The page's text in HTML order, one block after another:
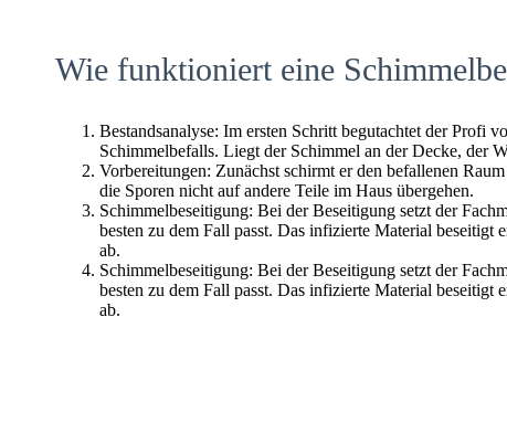
Wie funktioniert eine
Bestandsanalyse: Im ersten Schritt begutachtet der Profi
Schimmelbefalls. Liegt der Schimmel an der Decke, der
Vorbereitungen: Zunächst schirmt er den befallenen
die Sporen nicht auf andere Teile im Haus übergehen.
Schimmelbeseitigung: Bei der Beseitigung setzt der
besten zu dem Fall passt. Das infizierte Material beseitigt
ab.
Schimmelbeseitigung: Bei der Beseitigung setzt der
besten zu dem Fall passt. Das infizierte Material beseitigt
ab.